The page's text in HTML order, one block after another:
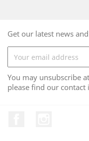
Get our latest news
You may unsubscribe
please find our